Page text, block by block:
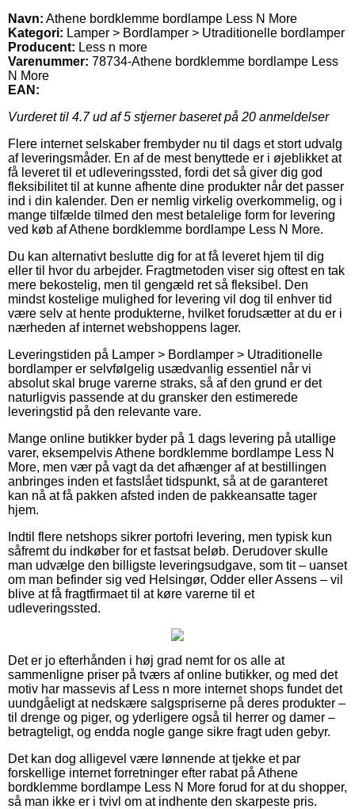
Navn: Athene bordklemme bordlampe Less N More
Kategori: Lamper > Bordlamper > Utraditionelle bordlamper
Producent: Less n more
Varenummer: 78734-Athene bordklemme bordlampe Less
N More
EAN:
Vurderet til 4.7ud af 5 stjerner baseret på 20 anmeldelser
Flere internet selskaber frembyder nu til dags et stort udvalg
af leveringsmåder. En af de mest benyttede er i øjeblikket at
få leveret til et udleveringssted, fordi det så giver dig god
fleksibilitet til at kunne afhente dine produkter når det passer
ind i din kalender. Den er nemlig virkelig overkommelig, og i
mange tilfælde tilmed den mest betalelige form for levering
ved køb af Athene bordklemme bordlampe Less N More.
Du kan alternativt beslutte dig for at få leveret hjem til dig
eller til hvor du arbejder. Fragtmetoden viser sig oftest en tak
mere bekostelig, men til gengæld ret så fleksibel. Den
mindst kostelige mulighed for levering vil dog til enhver tid
være selv at hente produkterne, hvilket forudsætter at du er i
nærheden af internet webshoppens lager.
Leveringstiden på Lamper > Bordlamper > Utraditionelle
bordlamper er selvfølgelig usædvanlig essentiel når vi
absolut skal bruge varerne straks, så af den grund er det
naturligvis passende at du gransker den estimerede
leveringstid på den relevante vare.
Mange online butikker byder på 1 dags levering på utallige
varer, eksempelvis Athene bordklemme bordlampe Less N
More, men vær på vagt da det afhænger af at bestillingen
anbringes inden et fastslået tidspunkt, så at de garanteret
kan nå at få pakken afsted inden de pakkeansatte tager
hjem.
Indtil flere netshops sikrer portofri levering, men typisk kun
såfremt du indkøber for et fastsat beløb. Derudover skulle
man udvælge den billigste leveringsudgave, som tit – uanset
om man befinder sig ved Helsingør, Odder eller Assens – vil
blive at få fragtfirmaet til at køre varerne til et
udleveringssted.
Det er jo efterhånden i høj grad nemt for os alle at
sammenligne priser på tværs af online butikker, og med det
motiv har massevis af Less n more internet shops fundet det
uundgåeligt at nedskære salgspriserne på deres produkter –
til drenge og piger, og yderligere også til herrer og damer –
betragteligt, og endda nogle gange sikre fragt uden gebyr.
Det kan dog alligevel være lønnende at tjekke et par
forskellige internet forretninger efter rabat på Athene
bordklemme bordlampe Less N More forud for at du shopper,
så man ikke er i tvivl om at indhente den skarpeste pris.